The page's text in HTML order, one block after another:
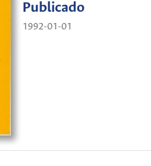
Publicado
1992-01-01